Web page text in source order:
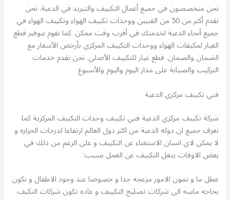
نحن متخصصون في جميع أعمال التكييف والتبريد في الدعية. نحن
نقدم أكثر من 50 من الفنيين ووحدات تكييف الهواء وتكييف الهواء في
جميع أنحاء الدعية لخدمتك في أقرب وقت ممكن. كما نقوم بتوفير قطع
الغيار لمكيفات الهواء ووحدات التكييف المركزي بأرخص الأسعار مع
الضمان والضمان. قطع غيار للتكييف الأصلي. نحن نقدم خدمات
التركيب والصيانة على مدار اليوم واليوم والأسبوع
فني تكييف مركزي الدعية
شركة تكييف مركزي الدعية فني تكييف وحدات التكييف المركزية كما
نعرف جميع ان دوله الدعية من اكثر دول العالم ارتفاعا لدرجات الحراره و
لا يمكن لاي انسان الاستغناء عن التكييف و على الرغم من ذلك في
بعض الاوقات يتعل التكييف عن العمل بسبب:
عطل ما و تمون الامور مزعجه جدا و خصوصا عند وجود الاطفال و نكون
بحاجه ماسه الى شركات تصليح التكييف و عاده تكون شركات التكيف